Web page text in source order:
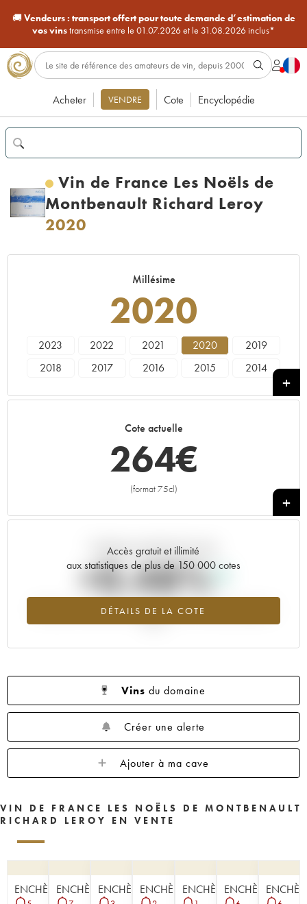
🚚Vendeurs : transport offert pour toute demande d’estimation de
vos vinstransmise entre le 01.07.2026 et le 31.08.2026 inclus*
Acheter VENDRE Cote Encyclopédie
Vin de France Les Noëls de
Montbenault Richard Leroy
2020
Millésime
2020
2023 2022 2021 2020
2019
2018
2017 2016 2015
2014
2001
Cote actuelle
264€
(format 75cl)
+
Accès gratuit et illimité
aux statistiques de plus de 150 000 cotes
DÉTAILS DE LA COTE
Tendance actuelle de la cote
+0.48%
Tendance à la hausse du millésime 2020 en 2026 par rapport à
Vins du domaine
Créer une alerte
Ajouter à ma cave
VIN DE FRANCE LES NOËLS DE MONTBENAULT
RICHARD LEROY EN VENTE
ENCHÈREENCHÈREENCHÈREENCHÈREENCHÈREENCHÈRE